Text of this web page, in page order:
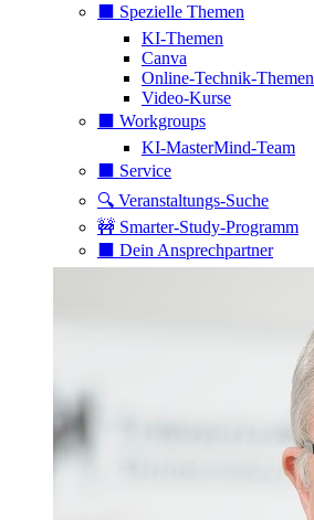
⬛️ Spezielle Themen
KI-Themen
Canva
Online-Technik-Themen
Video-Kurse
⬛️ Workgroups
KI-MasterMind-Team
⬛️ Service
🔍 Veranstaltungs-Suche
🚧 Smarter-Study-Programm
⬛️ Dein Ansprechpartner